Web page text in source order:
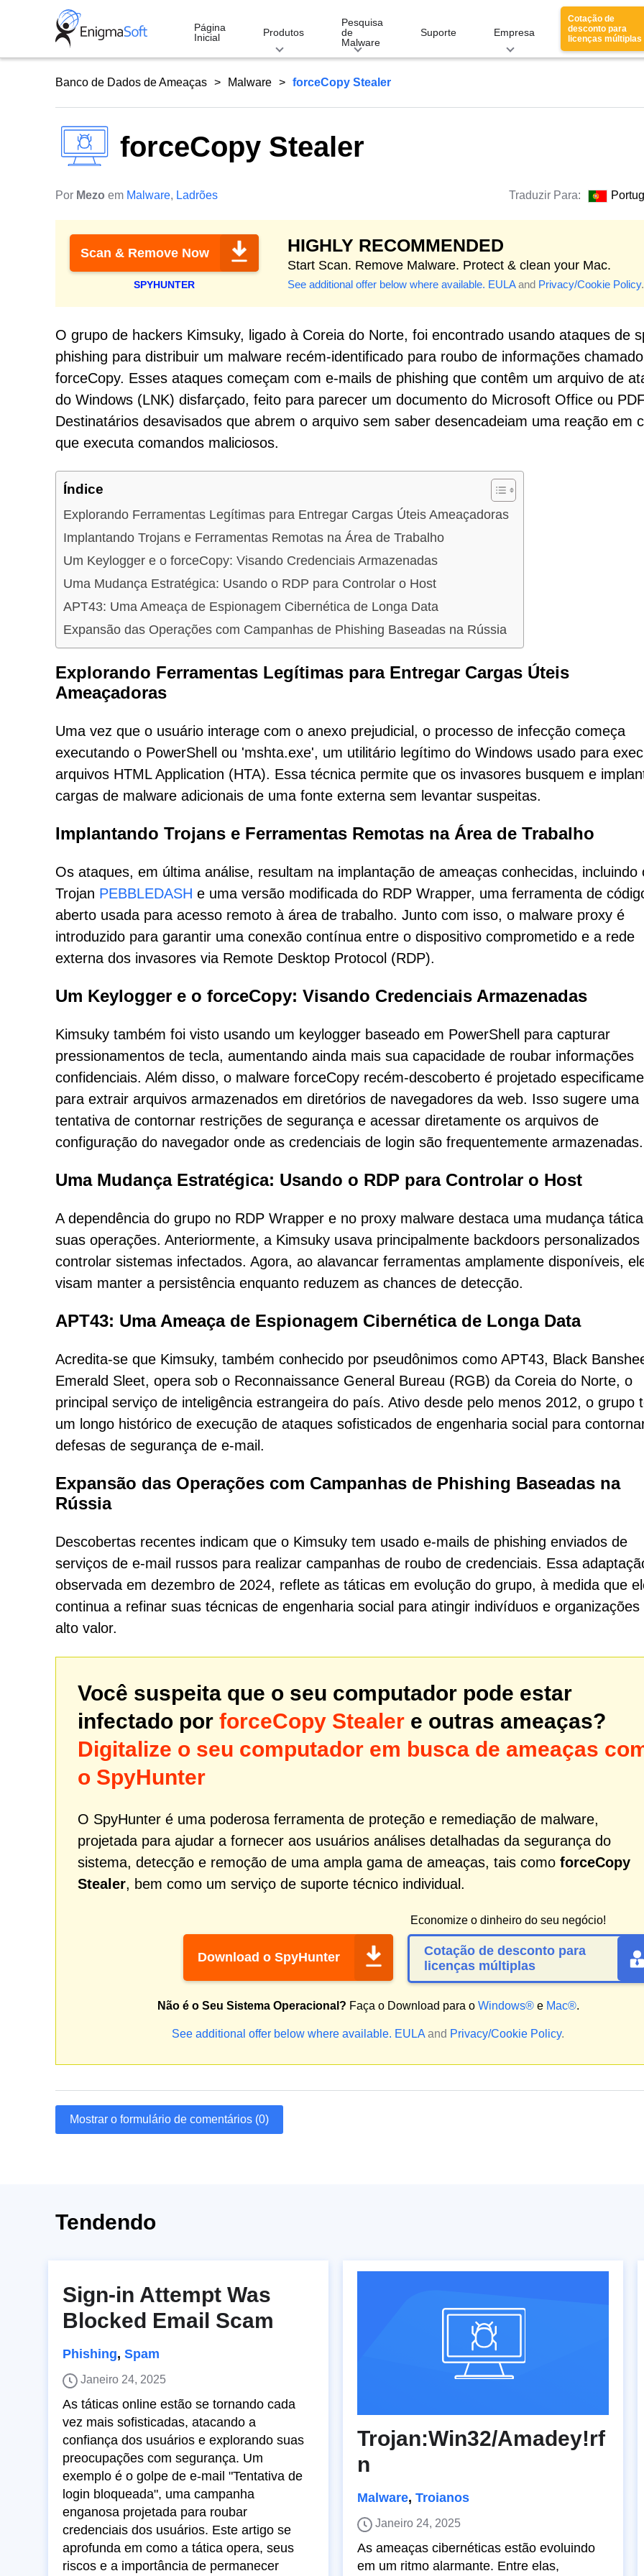
Página
Inicial
Produtos
Pesquisa
de
Malware
Suporte Empresa
Cotação de
desconto para
licenças múltiplas
Banco de Dados de Ameaças Malware forceCopy Stealer
forceCopy Stealer
Por Mezo em Malware, Ladrões Traduzir Para:
Scan & Remove Now
SPYHUNTER
HIGHLY RECOMMENDED
Start Scan. Remove Malware. Protect & clean your Mac.
See additional offer below where available. EULAand Privacy/Cookie Policy.
O grupo de hackers Kimsuky, ligado à Coreia do Norte, foi encontrado usando ataques de
phishing para distribuir um malware recém-identificado para roubo de informações chamado
forceCopy. Esses ataques começam com e-mails de phishing que contêm um arquivo de
do Windows (LNK) disfarçado, feito para parecer um documento do Microsoft Office ou
Destinatários desavisados que abrem o arquivo sem saber desencadeiam uma reação em
que executa comandos maliciosos.
Índice
Explorando Ferramentas Legítimas para Entregar Cargas Úteis Ameaçadoras
Implantando Trojans e Ferramentas Remotas na Área de Trabalho
Um Keylogger e o forceCopy: Visando Credenciais Armazenadas
Uma Mudança Estratégica: Usando o RDP para Controlar o Host
APT43: Uma Ameaça de Espionagem Cibernética de Longa Data
Expansão das Operações com Campanhas de Phishing Baseadas na Rússia
Explorando Ferramentas Legítimas para Entregar Cargas Úteis
Ameaçadoras
Uma vez que o usuário interage com o anexo prejudicial, o processo de infecção começa
executando o PowerShell ou 'mshta.exe', um utilitário legítimo do Windows usado para
arquivos HTML Application (HTA). Essa técnica permite que os invasores busquem e
cargas de malware adicionais de uma fonte externa sem levantar suspeitas.
Implantando Trojans e Ferramentas Remotas na Área de Trabalho
Os ataques, em última análise, resultam na implantação de ameaças conhecidas, incluindo
Trojan PEBBLEDASH e uma versão modificada do RDP Wrapper, uma ferramenta de
aberto usada para acesso remoto à área de trabalho. Junto com isso, o malware proxy é
introduzido para garantir uma conexão contínua entre o dispositivo comprometido e a rede
externa dos invasores via Remote Desktop Protocol (RDP).
Um Keylogger e o forceCopy: Visando Credenciais Armazenadas
Kimsuky também foi visto usando um keylogger baseado em PowerShell para capturar
pressionamentos de tecla, aumentando ainda mais sua capacidade de roubar informações
confidenciais. Além disso, o malware forceCopy recém-descoberto é projetado
para extrair arquivos armazenados em diretórios de navegadores da web. Isso sugere uma
tentativa de contornar restrições de segurança e acessar diretamente os arquivos de
configuração do navegador onde as credenciais de login são frequentemente armazenadas.
Uma Mudança Estratégica: Usando o RDP para Controlar o Host
A dependência do grupo no RDP Wrapper e no proxy malware destaca uma mudança
suas operações. Anteriormente, a Kimsuky usava principalmente backdoors personalizados
controlar sistemas infectados. Agora, ao alavancar ferramentas amplamente disponíveis,
visam manter a persistência enquanto reduzem as chances de detecção.
APT43: Uma Ameaça de Espionagem Cibernética de Longa Data
Acredita-se que Kimsuky, também conhecido por pseudônimos como APT43, Black
Emerald Sleet, opera sob o Reconnaissance General Bureau (RGB) da Coreia do Norte, o
principal serviço de inteligência estrangeira do país. Ativo desde pelo menos 2012, o grupo
um longo histórico de execução de ataques sofisticados de engenharia social para
defesas de segurança de e-mail.
Expansão das Operações com Campanhas de Phishing Baseadas na
Rússia
Descobertas recentes indicam que o Kimsuky tem usado e-mails de phishing enviados de
serviços de e-mail russos para realizar campanhas de roubo de credenciais. Essa
observada em dezembro de 2024, reflete as táticas em evolução do grupo, à medida que
continua a refinar suas técnicas de engenharia social para atingir indivíduos e organizações
alto valor.
Você suspeita que o seu computador pode estar
infectado por forceCopy Stealer e outras ameaças?
Digitalize o seu computador em busca de ameaças
o SpyHunter
O SpyHunter é uma poderosa ferramenta de proteção e remediação de malware,
projetada para ajudar a fornecer aos usuários análises detalhadas da segurança do
sistema, detecção e remoção de uma ampla gama de ameaças, tais como forceCopy
Stealer, bem como um serviço de suporte técnico individual.
Download o SpyHunter
Economize o dinheiro do seu negócio!
Cotação de desconto para
licenças múltiplas
Não é o Seu Sistema Operacional? Faça o Download para o Windows®e Mac®.
See additional offer below where available. EULA and Privacy/Cookie Policy.
Mostrar o formulário de comentários (0)
Tendendo
Sign-in Attempt Was
Blocked Email Scam
Phishing, Spam
Janeiro 24, 2025
As táticas online estão se tornando cada
vez mais sofisticadas, atacando a
confiança dos usuários e explorando suas
preocupações com segurança. Um
exemplo é o golpe de e-mail "Tentativa de
login bloqueada", uma campanha
enganosa projetada para roubar
credenciais dos usuários. Este artigo se
aprofunda em como a tática opera, seus
riscos e a importância de permanecer
Trojan:Win32/Amadey!rf
n
Malware, Troianos
Janeiro 24, 2025
As ameaças cibernéticas estão evoluindo
em um ritmo alarmante. Entre elas,